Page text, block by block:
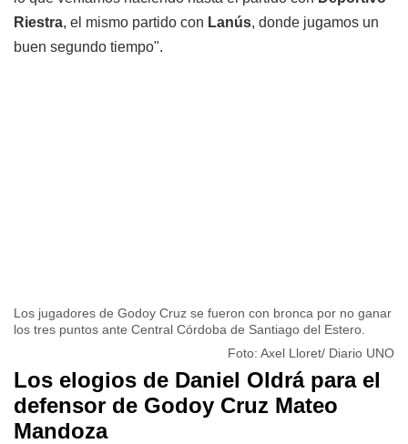
Riestra, el mismo partido con Lanús, donde jugamos un
buen segundo tiempo".
Los jugadores de Godoy Cruz se fueron con bronca por no ganar
los tres puntos ante Central Córdoba de Santiago del Estero.
Foto: Axel Lloret/ Diario UNO
Los elogios de Daniel Oldrá para el
defensor de Godoy Cruz Mateo
Mandoza